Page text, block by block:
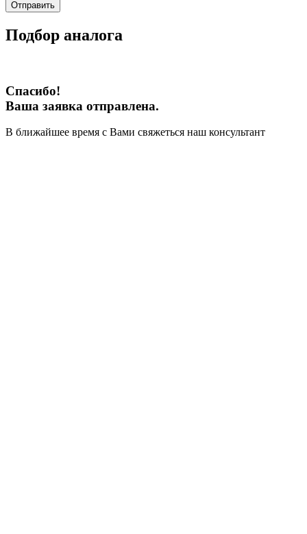
Отправить
Подбор аналога
Спасибо!
Ваша заявка отправлена.
В ближайшее время с Вами свяжеться наш консультант